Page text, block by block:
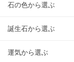
石の色から選ぶ
誕生石から選ぶ
運気から選ぶ